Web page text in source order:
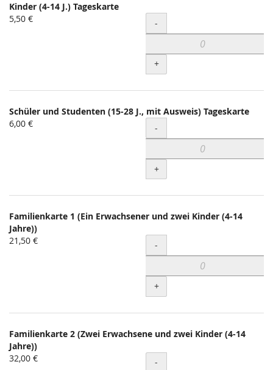
Kinder (4-14 J.) Tageskarte
5,50 €
Menge
-
+
Schüler und Studenten (15-28 J., mit Ausweis) Tageskarte
6,00 €
Menge
-
+
Familienkarte 1 (Ein Erwachsener und zwei Kinder (4-14
Jahre))
21,50 €
Menge
-
+
Familienkarte 2 (Zwei Erwachsene und zwei Kinder (4-14
Jahre))
32,00 €
Menge
-